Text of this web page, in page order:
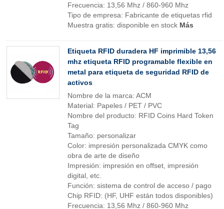
Frecuencia: 13,56 Mhz / 860-960 Mhz
Tipo de empresa: Fabricante de etiquetas rfid
Muestra gratis: disponible en stock Más
Etiqueta RFID duradera HF imprimible 13,56
mhz etiqueta RFID programable flexible en
metal para etiqueta de seguridad RFID de
activos
Nombre de la marca: ACM
Material: Papeles / PET / PVC
Nombre del producto: RFID Coins Hard Token
Tag
Tamaño: personalizar
Color: impresión personalizada CMYK como
obra de arte de diseño
Impresión: impresión en offset, impresión
digital, etc.
Función: sistema de control de acceso / pago
Chip RFID: (HF, UHF están todos disponibles)
Frecuencia: 13,56 Mhz / 860-960 Mhz